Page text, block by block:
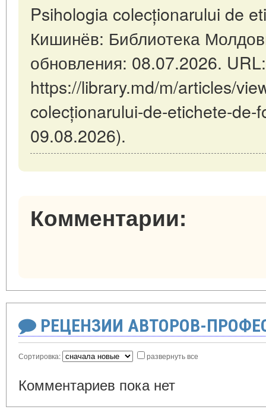
Psihologia colecționarului de
Кишинёв: Библиотека
обновления: 08.07.2026. URL:
https://library.md/m/articles/
colecționarului-de-etichete-
09.08.2026).
Комментарии:
РЕЦЕНЗИИ АВТОРОВ-
Сортировка: развернуть все
Комментариев пока нет